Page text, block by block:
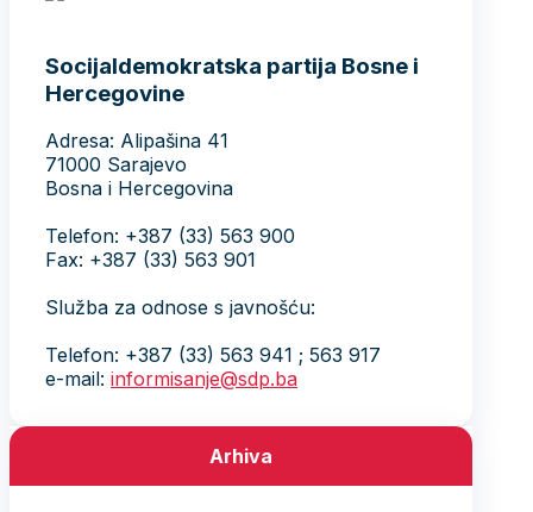
Socijaldemokratska partija Bosne i
Hercegovine
Adresa: Alipašina 41
71000 Sarajevo
Bosna i Hercegovina
Telefon: +387 (33) 563 900
Fax: +387 (33) 563 901
Služba za odnose s javnošću:
Telefon: +387 (33) 563 941 ; 563 917
e-mail: informisanje@sdp.ba
Arhiva